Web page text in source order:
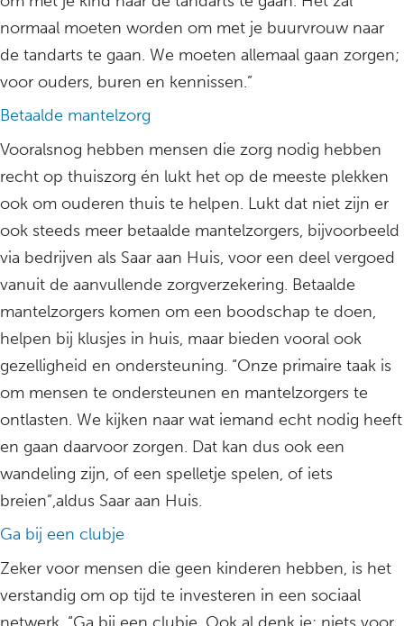
normaal moeten worden om met je buurvrouw naar
de tandarts te gaan. We moeten allemaal gaan zorgen;
voor ouders, buren en kennissen.”
Betaalde mantelzorg
Vooralsnog hebben mensen die zorg nodig hebben
recht op thuiszorg én lukt het op de meeste plekken
ook om ouderen thuis te helpen. Lukt dat niet zijn er
ook steeds meer betaalde mantelzorgers, bijvoorbeeld
via bedrijven als Saar aan Huis, voor een deel vergoed
vanuit de aanvullende zorgverzekering. Betaalde
mantelzorgers komen om een boodschap te doen,
helpen bij klusjes in huis, maar bieden vooral ook
gezelligheid en ondersteuning. “Onze primaire taak is
om mensen te ondersteunen en mantelzorgers te
ontlasten. We kijken naar wat iemand echt nodig heeft
en gaan daarvoor zorgen. Dat kan dus ook een
wandeling zijn, of een spelletje spelen, of iets
breien”,aldus Saar aan Huis.
Ga bij een clubje
Zeker voor mensen die geen kinderen hebben, is het
verstandig om op tijd te investeren in een sociaal